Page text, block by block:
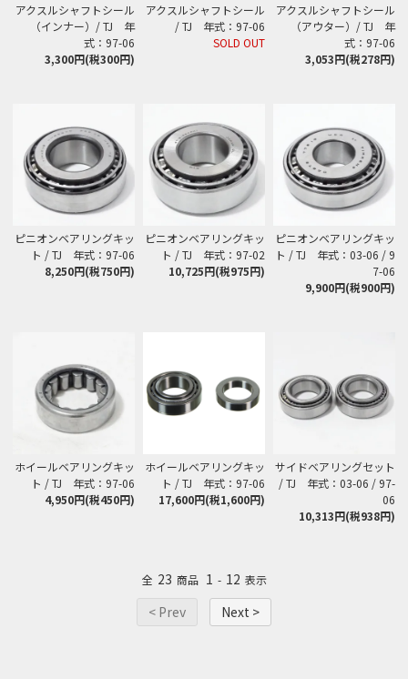
アクスルシャフトシール
（インナー）/ TJ 年
式：97-06
3,300円(税300円)
アクスルシャフトシール
/ TJ 年式：97-06
SOLD OUT
アクスルシャフトシール
（アウター）/ TJ 年
式：97-06
3,053円(税278円)
ピニオンベアリングキッ
ト / TJ 年式：97-06
8,250円(税750円)
ピニオンベアリングキッ
ト / TJ 年式：97-02
10,725円(税975円)
ピニオンベアリングキッ
ト / TJ 年式：03-06 / 9
7-06
9,900円(税900円)
ホイールベアリングキッ
ト / TJ 年式：97-06
4,950円(税450円)
ホイールベアリングキッ
ト / TJ 年式：97-06
17,600円(税1,600円)
サイドベアリングセット
/ TJ 年式：03-06 / 97-
06
10,313円(税938円)
全 23 商品 1 - 12 表示
< Prev Next >